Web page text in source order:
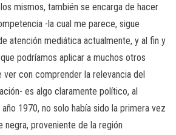
mismos, también se encarga de hacer
-la cual me parece, sigue
atención mediática actualmente, y al fin y
podríamos aplicar a muchos otros
ver con comprender la relevancia del
es algo claramente político, al
1970, no solo había sido la primera vez
negra, proveniente de la región